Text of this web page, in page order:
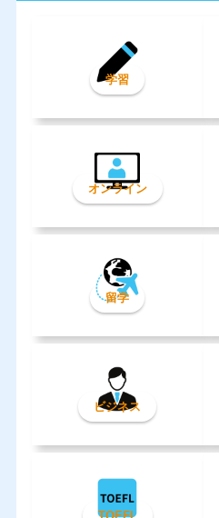
学習
オンライン
留学
ビジネス